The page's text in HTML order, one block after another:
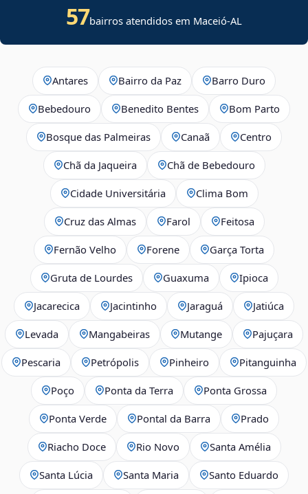
57bairros atendidos em Maceió-AL
Antares Bairro da Paz Barro Duro
Bebedouro Benedito Bentes Bom Parto
Bosque das Palmeiras Canaã Centro
Chã da Jaqueira Chã de Bebedouro
Cidade Universitária Clima Bom
Cruz das Almas Farol Feitosa
Fernão Velho Forene Garça Torta
Gruta de Lourdes Guaxuma Ipioca
Jacarecica Jacintinho Jaraguá Jatiúca
Levada Mangabeiras Mutange Pajuçara
Pescaria Petrópolis Pinheiro Pitanguinha
Poço Ponta da Terra Ponta Grossa
Ponta Verde Pontal da Barra Prado
Riacho Doce Rio Novo Santa Amélia
Santa Lúcia Santa Maria Santo Eduardo